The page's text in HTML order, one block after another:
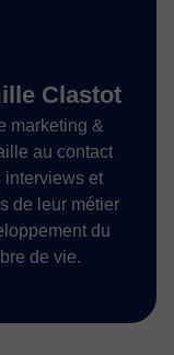
Clastot
marketing &
au contact
interviews et
de leur métier
du
de vie.